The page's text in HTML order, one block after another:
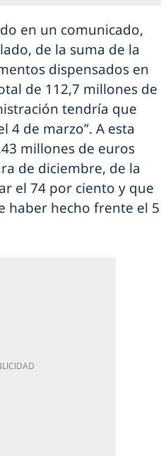
en un comunicado,
de la suma de la
dispensados en
de 112,7 millones de
tendría que
4 de marzo”. A esta
millones de euros
de diciembre, de la
el 74 por ciento y que
haber hecho frente el 5